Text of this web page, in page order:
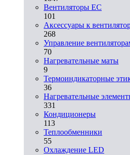
Вентиляторы EC
101
Аксессуары к
268
Управление
70
Нагревательные маты
9
Термоиндикаторные
36
Нагревательные
331
Кондиционеры
113
Теплообменники
55
Охлаждение LED